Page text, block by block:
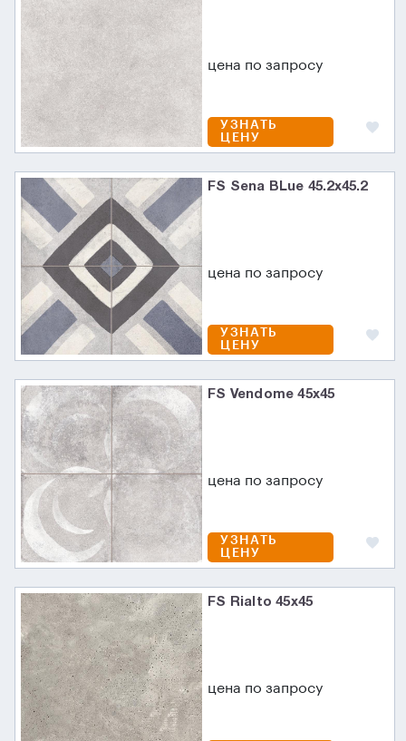
цена по запросу
УЗНАТЬ
ЦЕНУ
FS Sena BLue 45.2x45.2
цена по запросу
УЗНАТЬ
ЦЕНУ
FS Vendome 45x45
цена по запросу
УЗНАТЬ
ЦЕНУ
FS Rialto 45x45
цена по запросу